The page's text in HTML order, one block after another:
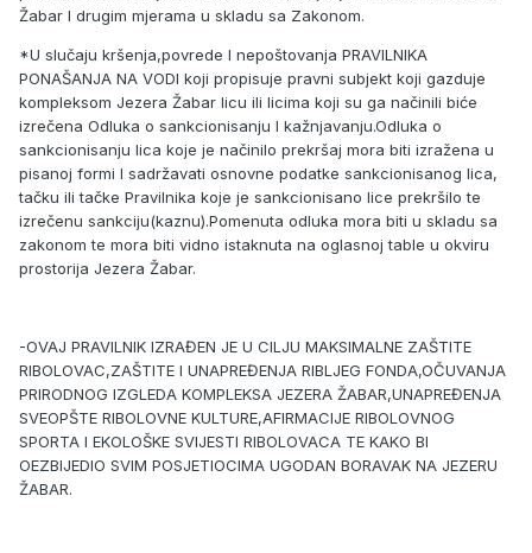
Žabar I drugim mjerama u skladu sa Zakonom.
*U slučaju kršenja,povrede I nepoštovanja PRAVILNIKA
PONAŠANJA NA VODI koji propisuje pravni subjekt koji gazduje
kompleksom Jezera Žabar licu ili licima koji su ga načinili biće
izrečena Odluka o sankcionisanju I kažnjavanju.Odluka o
sankcionisanju lica koje je načinilo prekršaj mora biti izražena u
pisanoj formi I sadržavati osnovne podatke sankcionisanog lica,
tačku ili tačke Pravilnika koje je sankcionisano lice prekršilo te
izrečenu sankciju(kaznu).Pomenuta odluka mora biti u skladu sa
zakonom te mora biti vidno istaknuta na oglasnoj table u okviru
prostorija Jezera Žabar.
-OVAJ PRAVILNIK IZRAĐEN JE U CILJU MAKSIMALNE ZAŠTITE
RIBOLOVAC,ZAŠTITE I UNAPREĐENJA RIBLJEG FONDA,OČUVANJA
PRIRODNOG IZGLEDA KOMPLEKSA JEZERA ŽABAR,UNAPREĐENJA
SVEOPŠTE RIBOLOVNE KULTURE,AFIRMACIJE RIBOLOVNOG
SPORTA I EKOLOŠKE SVIJESTI RIBOLOVACA TE KAKO BI
OEZBIJEDIO SVIM POSJETIOCIMA UGODAN BORAVAK NA JEZERU
ŽABAR.